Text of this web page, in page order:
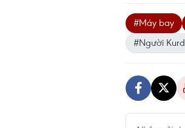
#Máy bay
#Người Kurd